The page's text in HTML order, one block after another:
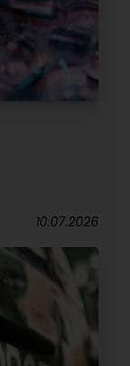
10.07.2026